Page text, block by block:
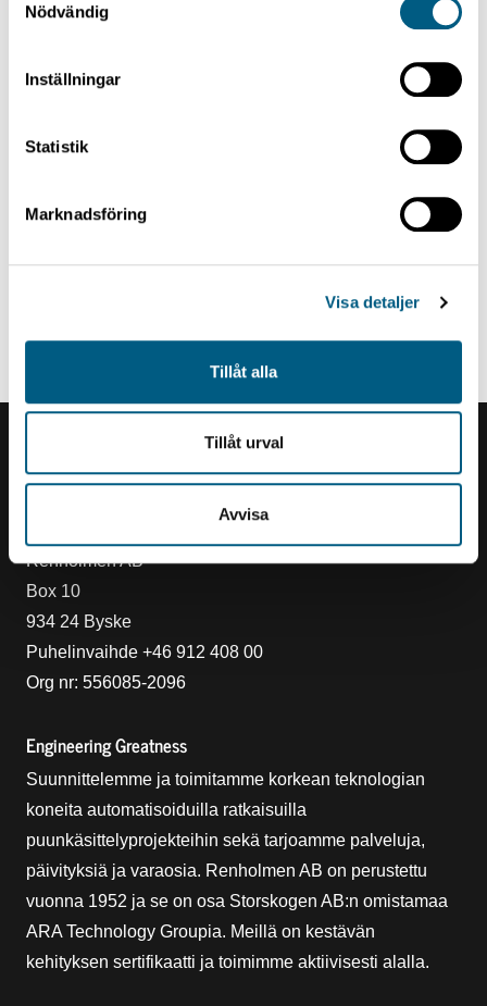
Nödvändig
Inställningar
Statistik
Marknadsföring
Visa detaljer
Tillåt alla
Tillåt urval
Avvisa
Trimmer, ElectroSinus
Renholmen AB
Box 10
934 24 Byske
Puhelinvaihde +46 912 408 00
Org nr: 556085-2096
Engineering Greatness
Suunnittelemme ja toimitamme korkean teknologian
koneita automatisoiduilla ratkaisuilla
puunkäsittelyprojekteihin sekä tarjoamme palveluja,
päivityksiä ja varaosia. Renholmen AB on perustettu
vuonna 1952 ja se on osa Storskogen AB:n omistamaa
ARA Technology Groupia. Meillä on kestävän
kehityksen sertifikaatti ja toimimme aktiivisesti alalla.